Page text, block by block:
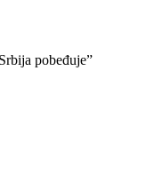
pobeđuje”